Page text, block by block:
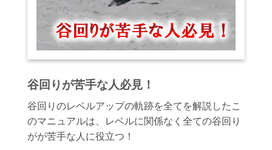
谷回りが苦手な人必見！
谷回りのレベルアップの軌跡を全てを解説したこ
のマニュアルは、レベルに関係なく全ての谷回り
がが苦手な人に役立つ！